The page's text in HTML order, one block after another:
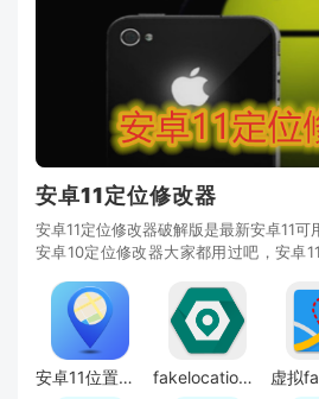
安卓11定位修改器
安卓11定位修改器破解版是最新安卓11
安卓10定位修改器大家都用过吧，安卓
只有FakeLocation最新版本才支持，前
安卓11位置修改器微信版本 fakelocation安卓10.0破解版